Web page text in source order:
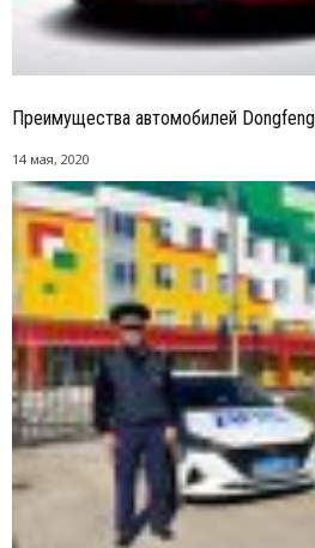
Преимущества автомобилей Dongfeng
14 мая, 2020